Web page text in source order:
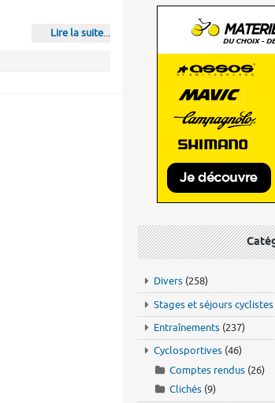
Lire la suite...
Divers (258)
Stages et séjours cyclistes
Entraînements (237)
Cyclosportives (46)
Comptes rendus (26)
Clichés (9)